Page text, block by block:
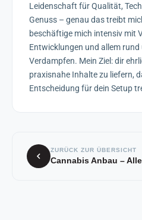
Leidenschaft für Qualität,
Genuss – genau das treibt
beschäftige mich intensiv mit
Entwicklungen und allem rund
Verdampfen. Mein Ziel: dir
praxisnahe Inhalte zu liefern,
Entscheidung für dein Setup
ZURÜCK ZUR ÜBERSICHT
Cannabis Anbau –